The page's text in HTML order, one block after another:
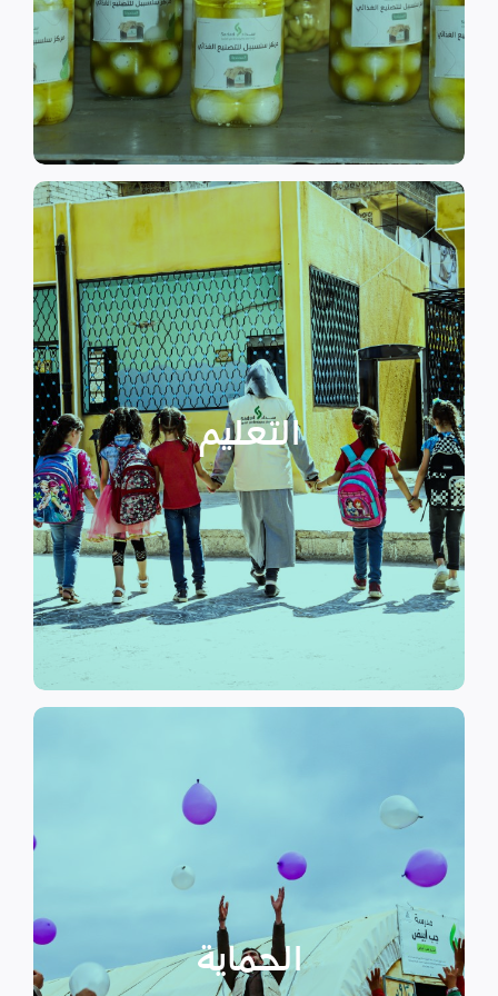
الى الاهتمام بالمشاريع التنموية.
اقرأ المزيد
التعليم
التعليم
نهدف إلى توفير مناهج التعليم غير
الرسمي وبرامج التوعية التي
تستهدف الناشئين والأطفال مما
يساهم في تعزيز السلام و دعم
الأطفال المنقطعين عن العملية
التعليمية أو المتأخرين عن المراحل
الدراسية بسبب الصراع القائم.
اقرأ المزيد
الحماية
الحماية
الأسر المهمشة والتي ترأسها إناث
عبر تعزيز المساعدة الإنسانية التي
تراعي الأمور الخاصة بالنوع
الاجتماعي “الجنساني” مع التركيز